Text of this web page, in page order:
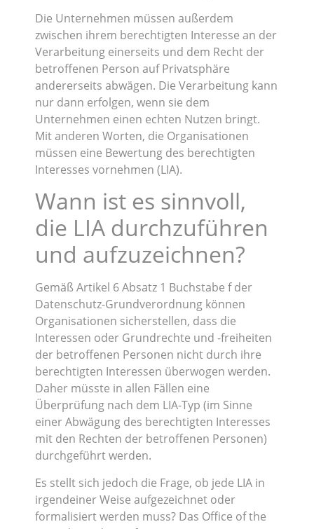
Die Unternehmen müssen außerdem
zwischen ihrem berechtigten Interesse an der
Verarbeitung einerseits und dem Recht der
betroffenen Person auf Privatsphäre
andererseits abwägen. Die Verarbeitung kann
nur dann erfolgen, wenn sie dem
Unternehmen einen echten Nutzen bringt.
Mit anderen Worten, die Organisationen
müssen eine Bewertung des berechtigten
Interesses vornehmen (LIA).
Wann ist es sinnvoll,
die LIA durchzuführen
und aufzuzeichnen?
Gemäß Artikel 6 Absatz 1 Buchstabe f der
Datenschutz-Grundverordnung können
Organisationen sicherstellen, dass die
Interessen oder Grundrechte und -freiheiten
der betroffenen Personen nicht durch ihre
berechtigten Interessen überwogen werden.
Daher müsste in allen Fällen eine
Überprüfung nach dem LIA-Typ (im Sinne
einer Abwägung des berechtigten Interesses
mit den Rechten der betroffenen Personen)
durchgeführt werden.
Es stellt sich jedoch die Frage, ob jede LIA in
irgendeiner Weise aufgezeichnet oder
formalisiert werden muss? Das Office of the